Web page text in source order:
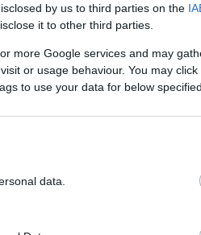
by us to third parties on the
it to other third parties.
more Google services and may
or usage behaviour. You may
to use your data for below
data.
enviando el balón a
(50′), los verdes se
de que el delantero del
cambios, pero por más
logró marcar un segundo